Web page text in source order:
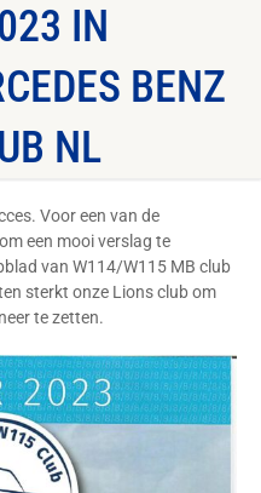
IN
BENZ
NL
Voor een van de
een mooi verslag te
van W114/W115 MB club
sterkt onze Lions club om
te zetten.